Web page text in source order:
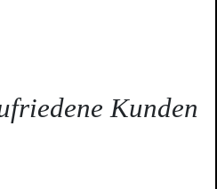
Kunden